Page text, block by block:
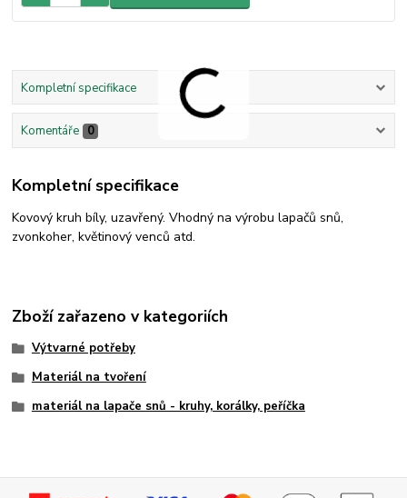
Kompletní specifikace
Komentáře 0
Kompletní specifikace
Kovový kruh bíly, uzavřený. Vhodný na výrobu lapačů snů,
zvonkoher, květinový venců atd.
Zboží zařazeno v kategoriích
Výtvarné potřeby
Materiál na tvoření
materiál na lapače snů - kruhy, korálky, peříčka